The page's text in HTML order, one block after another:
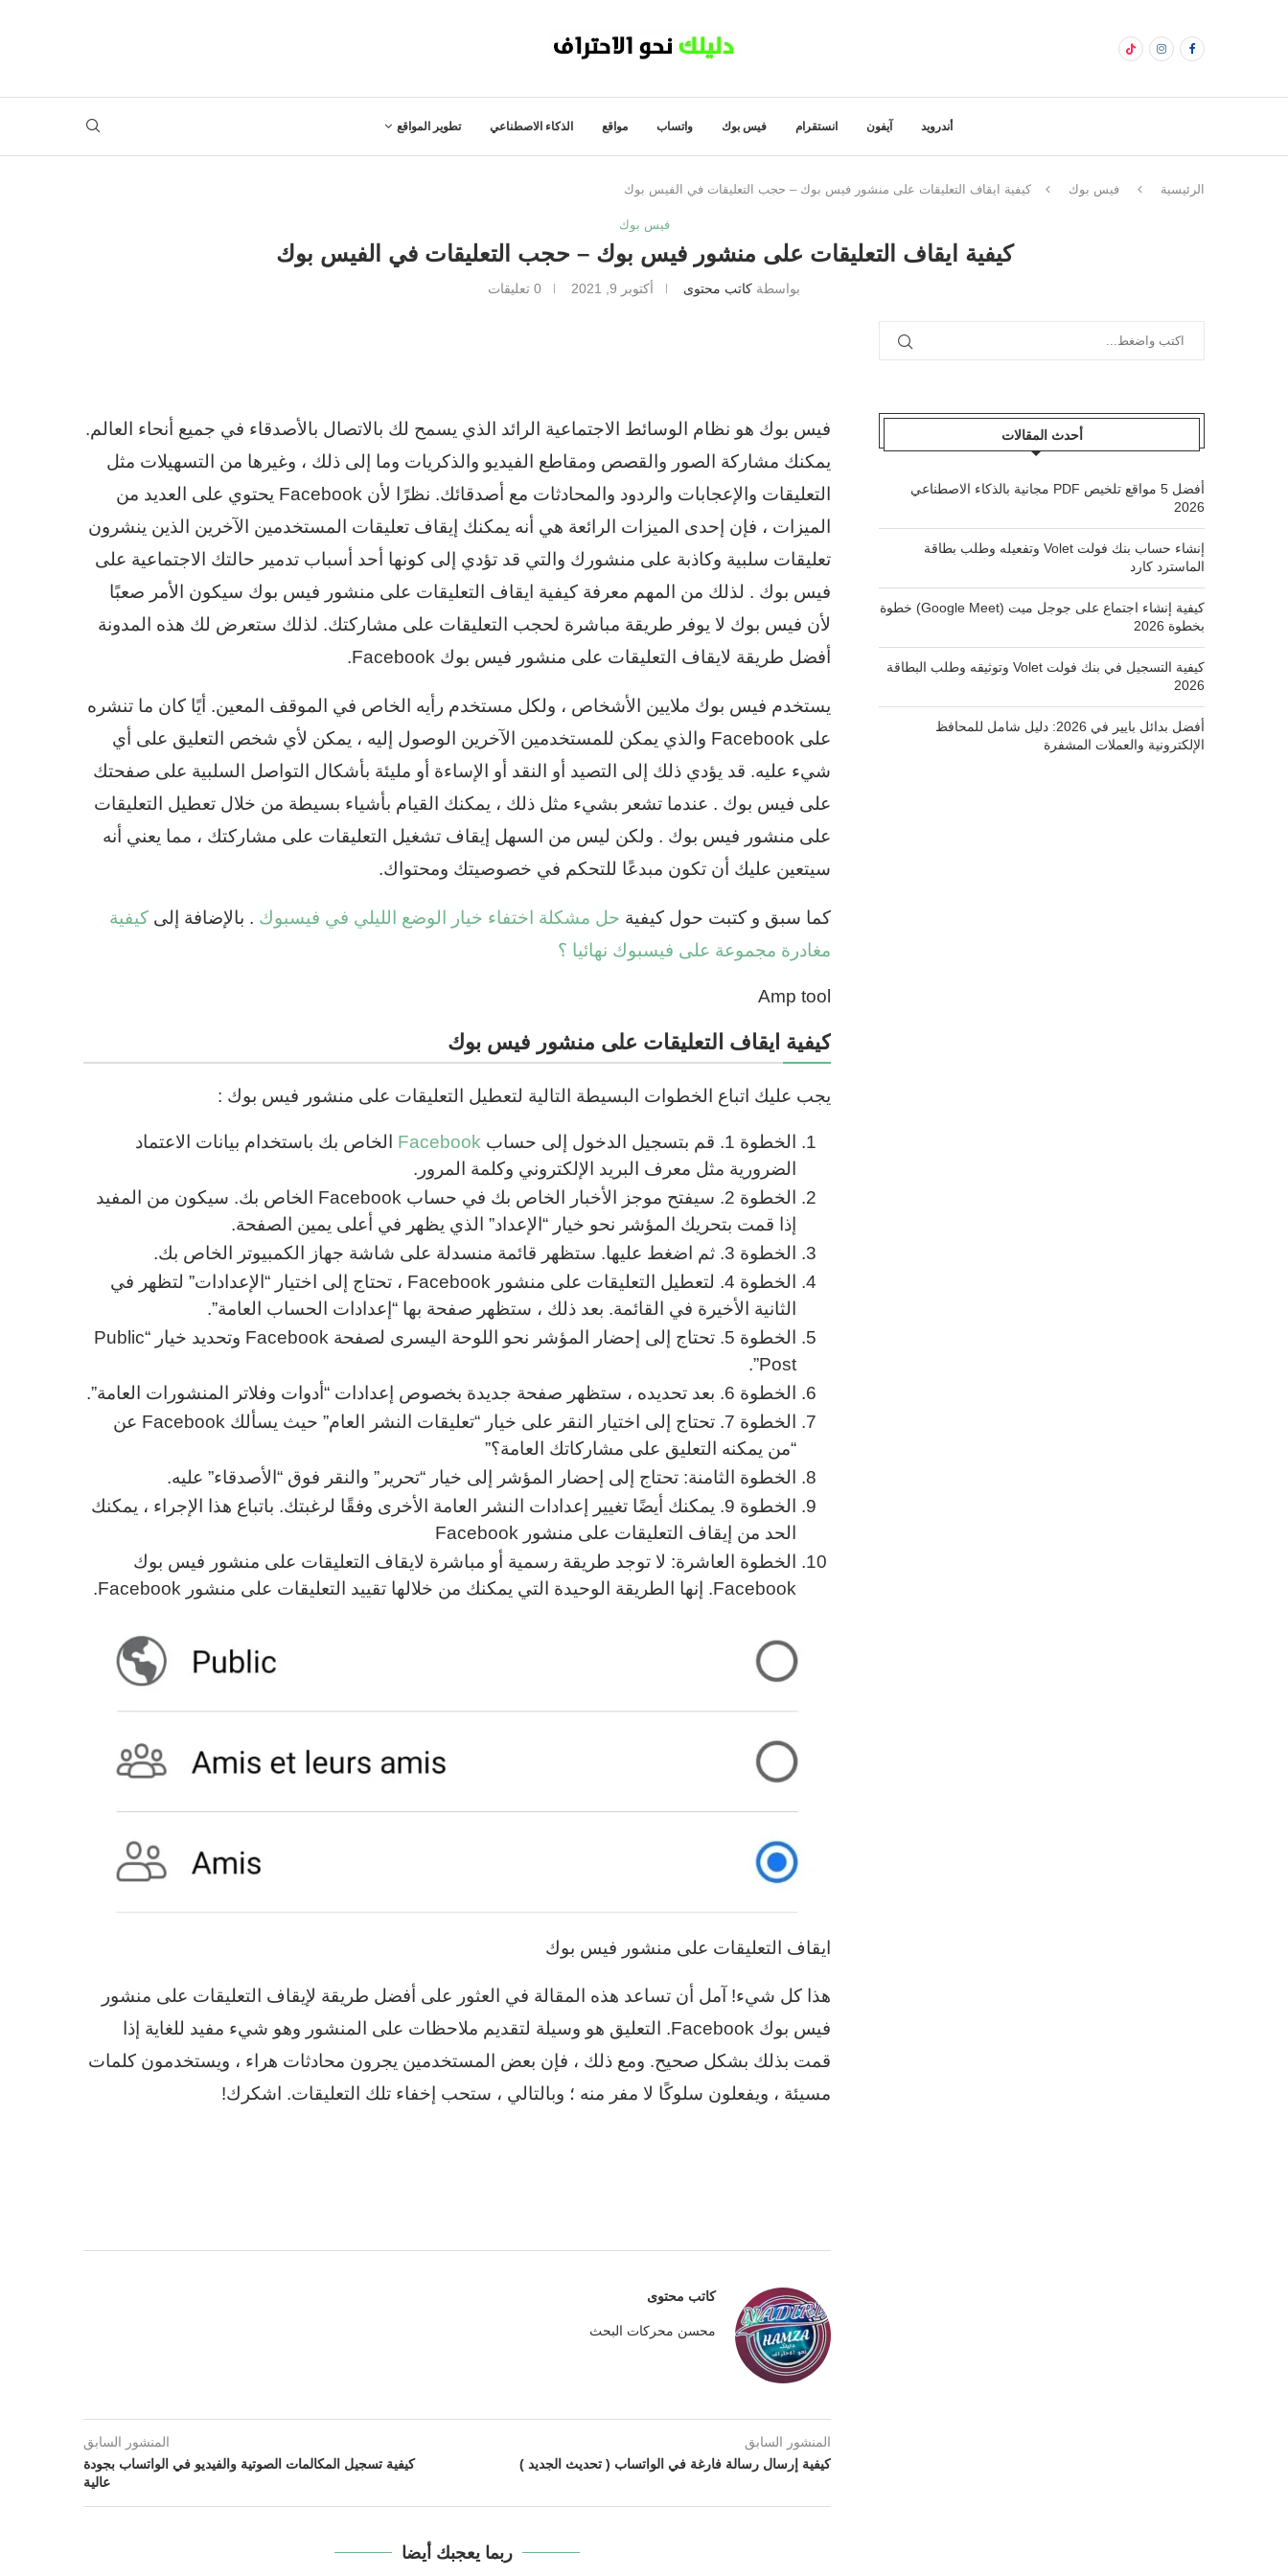
أندرويد آيفون انستقرام فيس بوك واتساب مواقع الذكاء الاصطناعي تطوير المواقع
الرئيسية فيس بوك كيفية ايقاف التعليقات على منشور فيس بوك – حجب التعليقات في الفيس بوك
فيس بوك
كيفية ايقاف التعليقات على منشور فيس بوك – حجب التعليقات في الفيس بوك
بواسطة كاتب محتوى أكتوبر 9, 2021 0 تعليقات
فيس بوك هو نظام الوسائط الاجتماعية الرائد الذي يسمح لك بالاتصال بالأصدقاء في جميع أنحاء العالم.
يمكنك مشاركة الصور والقصص ومقاطع الفيديو والذكريات وما إلى ذلك ، وغيرها من التسهيلات مثل
التعليقات والإعجابات والردود والمحادثات مع أصدقائك. نظرًا لأن Facebook يحتوي على العديد من
الميزات ، فإن إحدى الميزات الرائعة هي أنه يمكنك إيقاف تعليقات المستخدمين الآخرين الذين ينشرون
تعليقات سلبية وكاذبة على منشورك والتي قد تؤدي إلى كونها أحد أسباب تدمير حالتك الاجتماعية على
فيس بوك . لذلك من المهم معرفة كيفية ايقاف التعليقات على منشور فيس بوك سيكون الأمر صعبًا
لأن فيس بوك لا يوفر طريقة مباشرة لحجب التعليقات على مشاركتك. لذلك ستعرض لك هذه المدونة
أفضل طريقة لايقاف التعليقات على منشور فيس بوك Facebook.
يستخدم فيس بوك ملايين الأشخاص ، ولكل مستخدم رأيه الخاص في الموقف المعين. أيًا كان ما تنشره
على Facebook والذي يمكن للمستخدمين الآخرين الوصول إليه ، يمكن لأي شخص التعليق على أي
شيء عليه. قد يؤدي ذلك إلى التصيد أو النقد أو الإساءة أو مليئة بأشكال التواصل السلبية على صفحتك
على فيس بوك . عندما تشعر بشيء مثل ذلك ، يمكنك القيام بأشياء بسيطة من خلال تعطيل التعليقات
على منشور فيس بوك . ولكن ليس من السهل إيقاف تشغيل التعليقات على مشاركتك ، مما يعني أنه
سيتعين عليك أن تكون مبدعًا للتحكم في خصوصيتك ومحتواك.
كما سبق و كتبت حول كيفية حل مشكلة اختفاء خيار الوضع الليلي في فيسبوك . بالإضافة إلىكيفية
مغادرة مجموعة على فيسبوك نهائيا ؟
Amp tool
كيفية ايقاف التعليقات على منشور فيس بوك
يجب عليك اتباع الخطوات البسيطة التالية لتعطيل التعليقات على منشور فيس بوك :
الخطوة 1. قم بتسجيل الدخول إلى حساب Facebook الخاص بك باستخدام بيانات الاعتماد
الضرورية مثل معرف البريد الإلكتروني وكلمة المرور.
الخطوة 2. سيفتح موجز الأخبار الخاص بك في حساب Facebook الخاص بك. سيكون من المفيد
إذا قمت بتحريك المؤشر نحو خيار “الإعداد” الذي يظهر في أعلى يمين الصفحة.
الخطوة 3. ثم اضغط عليها. ستظهر قائمة منسدلة على شاشة جهاز الكمبيوتر الخاص بك.
الخطوة 4. لتعطيل التعليقات على منشور Facebook ، تحتاج إلى اختيار “الإعدادات” لتظهر في
الثانية الأخيرة في القائمة. بعد ذلك ، ستظهر صفحة بها “إعدادات الحساب العامة”.
الخطوة 5. تحتاج إلى إحضار المؤشر نحو اللوحة اليسرى لصفحة Facebook وتحديد خيار “Public
Post”.
الخطوة 6. بعد تحديده ، ستظهر صفحة جديدة بخصوص إعدادات “أدوات وفلاتر المنشورات العامة”.
الخطوة 7. تحتاج إلى اختيار النقر على خيار “تعليقات النشر العام” حيث يسألك Facebook عن
“من يمكنه التعليق على مشاركاتك العامة؟”
الخطوة الثامنة: تحتاج إلى إحضار المؤشر إلى خيار “تحرير” والنقر فوق “الأصدقاء” عليه.
الخطوة 9. يمكنك أيضًا تغيير إعدادات النشر العامة الأخرى وفقًا لرغبتك. باتباع هذا الإجراء ، يمكنك
الحد من إيقاف التعليقات على منشور Facebook
الخطوة العاشرة: لا توجد طريقة رسمية أو مباشرة لايقاف التعليقات على منشور فيس بوك
Facebook. إنها الطريقة الوحيدة التي يمكنك من خلالها تقييد التعليقات على منشور Facebook.
ايقاف التعليقات على منشور فيس بوك
هذا كل شيء! آمل أن تساعد هذه المقالة في العثور على أفضل طريقة لإيقاف التعليقات على منشور
فيس بوك Facebook. التعليق هو وسيلة لتقديم ملاحظات على المنشور وهو شيء مفيد للغاية إذا
قمت بذلك بشكل صحيح. ومع ذلك ، فإن بعض المستخدمين يجرون محادثات هراء ، ويستخدمون كلمات
مسيئة ، ويفعلون سلوكًا لا مفر منه ؛ وبالتالي ، ستحب إخفاء تلك التعليقات. اشكرك!
كاتب محتوى
محسن محركات البحث
المنشور السابق
كيفية إرسال رسالة فارغة في الواتساب ( تحديث الجديد )
المنشور السابق
كيفية تسجيل المكالمات الصوتية والفيديو في الواتساب بجودة
عالية
ربما يعجبك أيضا
أحدث المقالات
أفضل 5 مواقع تلخيص PDF مجانية بالذكاء الاصطناعي
2026
إنشاء حساب بنك فولت Volet وتفعيله وطلب بطاقة
الماسترد كارد
كيفية إنشاء اجتماع على جوجل ميت (Google Meet) خطوة
بخطوة 2026
كيفية التسجيل في بنك فولت Volet وتوثيقه وطلب البطاقة
2026
أفضل بدائل بايير في 2026: دليل شامل للمحافظ
الإلكترونية والعملات المشفرة